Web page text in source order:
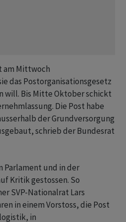
am Mittwoch
das Postorganisationsgesetz
will. Bis Mitte Oktober schickt
Die Post habe
der Grundversorgung
schrieb der Bundesrat
Parlament und in der
Kritik gestossen. So
SVP-Nationalrat Lars
in einem Vorstoss, die Post
in